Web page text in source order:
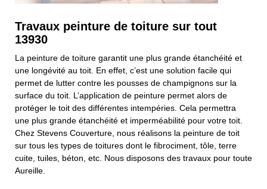
Travaux peinture de toiture sur tout
13930
La peinture de toiture garantit une plus grande étanchéité et
une longévité au toit. En effet, c’est une solution facile qui
permet de lutter contre les pousses de champignons sur la
surface du toit. L’application de peinture permet alors de
protéger le toit des différentes intempéries. Cela permettra
une plus grande étanchéité et imperméabilité pour votre toit.
Chez Stevens Couverture, nous réalisons la peinture de toit
sur tous les types de toitures dont le fibrociment, tôle, terre
cuite, tuiles, béton, etc. Nous disposons des travaux pour toute
Aureille.